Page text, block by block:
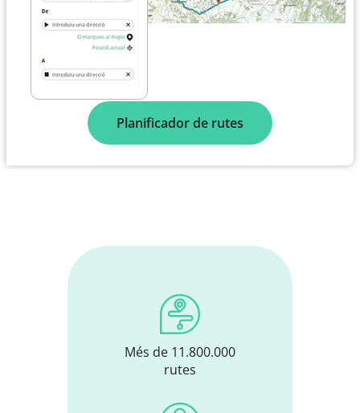
Planificador de rutes
Més de 11.800.000
rutes